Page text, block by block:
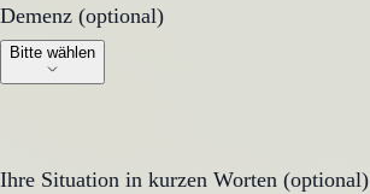
Demenz (optional)
Demenz (optional)
Bitte wählen
Ihre Situation in kurzen Worten (optional)